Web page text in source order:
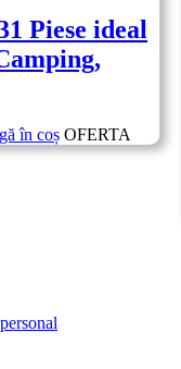
Piese ideal
în coș OFERTA